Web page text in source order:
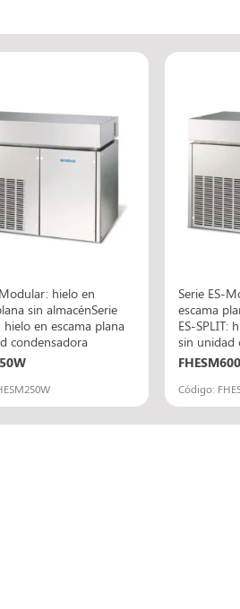
hielo en
sin almacénSerie
hielo en escama plana
condensadora
Serie ES-
escama
ES-SPLIT:
sin unidad
Código: